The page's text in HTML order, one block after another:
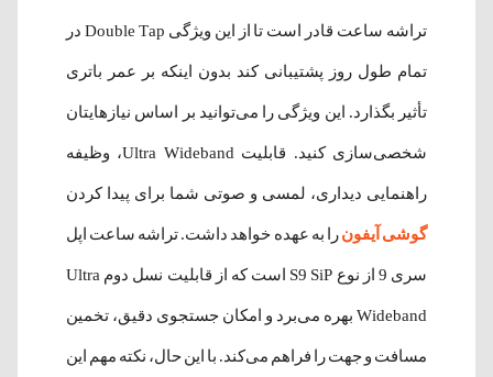
تراشه ساعت قادر است تا از این ویژگی Double Tap در
تمام طول روز پشتیبانی کند بدون اینکه بر عمر باتری
تأثیر بگذارد. این ویژگی را می‌توانید بر اساس نیازهایتان
شخصی‌سازی کنید. قابلیت Ultra Wideband، وظیفه
راهنمایی دیداری، لمسی و صوتی شما برای پیدا کردن
گوشی آیفونرا به عهده خواهد داشت. تراشه ساعت اپل
سری 9 از نوع S9 SiP است که از قابلیت نسل دوم Ultra
Wideband بهره می‌برد و امکان جستجوی دقیق، تخمین
مسافت و جهت را فراهم می‌کند. با این حال، نکته مهم این